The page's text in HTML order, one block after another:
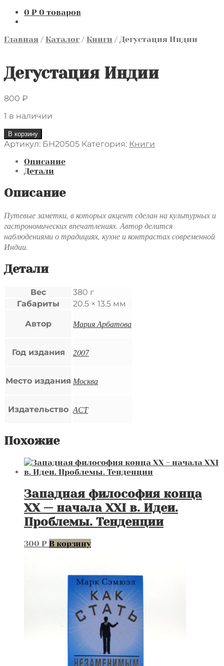
0 ₽ 0 товаров
Главная / Каталог / Книги / Дегустация Индии
Дегустация Индии
800 ₽
1 в наличии
Количество
товара
Индии
В корзину
Артикул: БН20505 Категория: Книги
Описание
Детали
Описание
Путевые заметки, в которых акцент сделан на культурных и
гастрономических впечатлениях. Автор делится
наблюдениями о традициях, кухне и контрастах современной
Индии.
Детали
Вес
380 г
Габариты
20.5 × 13.5 мм
Автор Мария Арбатова
Год издания 2007
Место издания Москва
Издательство АСТ
Похожие
Западная философия конца
XX — начала XXI в. Идеи.
Проблемы. Тенденции
300 ₽ В корзину